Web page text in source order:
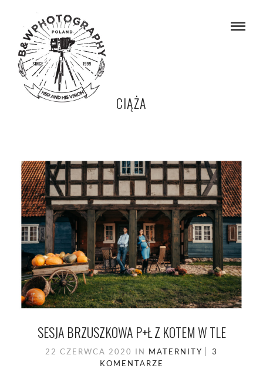
CIĄŻA
SESJA BRZUSZKOWA P+Ł Z KOTEM W TLE
22 CZERWCA 2020 IN MATERNITY
3
KOMENTARZE